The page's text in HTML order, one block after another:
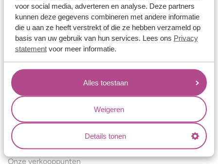
voor social media, adverteren en analyse. Deze partners
kunnen deze gegevens combineren met andere informatie
die u aan ze heeft verstrekt of die ze hebben verzameld op
basis van uw gebruik van hun services. Lees ons Privacy
statementvoor meer informatie.
Alles toestaan
Weigeren
Details tonen
Aller Spanninga
Historie
Certificaten
Blogs
Jouw voordelen
Conflictvrije Materialen
Oneindig veel mogelijkheden
Kwaliteit
Juweliers & Contact
Onze verkooppunten